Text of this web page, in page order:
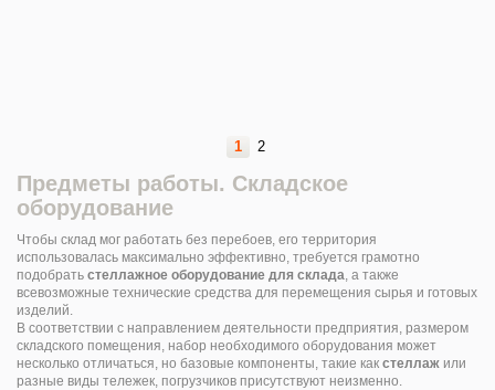
1 2
Предметы работы. Складское
оборудование
Чтобы склад мог работать без перебоев, его территория
использовалась максимально эффективно, требуется грамотно
подобрать стеллажное оборудование для склада, а также
всевозможные технические средства для перемещения сырья и готовых
изделий.
В соответствии с направлением деятельности предприятия, размером
складского помещения, набор необходимого оборудования может
несколько отличаться, но базовые компоненты, такие как стеллаж или
разные виды тележек, погрузчиков присутствуют неизменно.